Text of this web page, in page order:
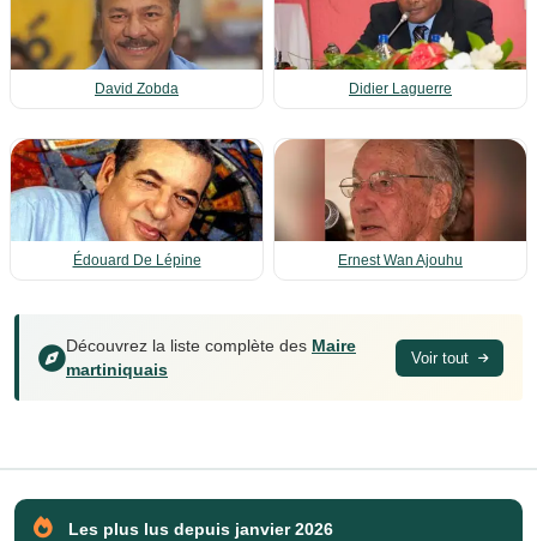
David Zobda Didier Laguerre
Édouard De Lépine Ernest Wan Ajouhu
Découvrez la liste complète des Maire
martiniquais
Voir tout
Les plus lus depuis janvier 2026